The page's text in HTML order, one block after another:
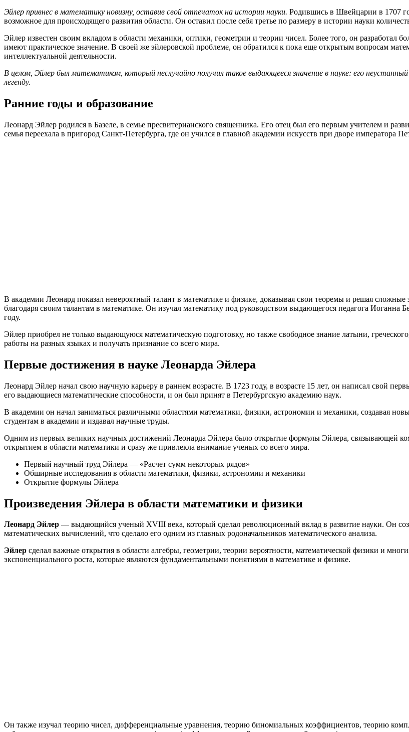
Эйлер привнес в математику новизну, оставив свой отпечаток на истории науки. Родившись в Швейцарии в 1707
возможное для происходящего развития области. Он оставил после себя третье по размеру в истории науки
Эйлер известен своим вкладом в области механики, оптики, геометрии и теории чисел. Более того, он разработал
имеют практическое значение. В своей же эйлеровской проблеме, он обратился к пока еще открытым вопросам
интеллектуальной деятельности.
В целом, Эйлер был математиком, который неслучайно получил такое выдающееся значение в науке: его
легенду.
Ранние годы и образование
Леонард Эйлер родился в Базеле, в семье пресвитерианского священника. Его отец был его первым учителем и
семья переехала в пригород Санкт-Петербурга, где он учился в главной академии искусств при дворе императора
В академии Леонард показал невероятный талант в математике и физике, доказывая свои теоремы и решая
благодаря своим талантам в математике. Он изучал математику под руководством выдающегося педагога
году.
Эйлер приобрел не только выдающуюся математическую подготовку, но также свободное знание латыни,
работы на разных языках и получать признание со всего мира.
Первые достижения в науке Леонарда Эйлера
Леонард Эйлер начал свою научную карьеру в раннем возрасте. В 1723 году, в возрасте 15 лет, он написал свой
его выдающиеся математические способности, и он был принят в Петербургскую академию наук.
В академии он начал заниматься различными областями математики, физики, астрономии и механики, создавая
студентам в академии и издавал научные труды.
Одним из первых великих научных достижений Леонарда Эйлера было открытие формулы Эйлера, связывающей
открытием в области математики и сразу же привлекла внимание ученых со всего мира.
Первый научный труд Эйлера — «Расчет сумм некоторых рядов»
Обширные исследования в области математики, физики, астрономии и механики
Открытие формулы Эйлера
Произведения Эйлера в области математики и физики
Леонард Эйлер — выдающийся ученый XVIII века, который сделал революционный вклад в развитие науки. Он
математических вычислений, что сделало его одним из главных родоначальников математического анализа.
Эйлер сделал важные открытия в области алгебры, геометрии, теории вероятности, математической физики и
экспоненциального роста, которые являются фундаментальными понятиями в математике и физике.
Он также изучал теорию чисел, дифференциальные уравнения, теорию биномиальных коэффициентов, теорию